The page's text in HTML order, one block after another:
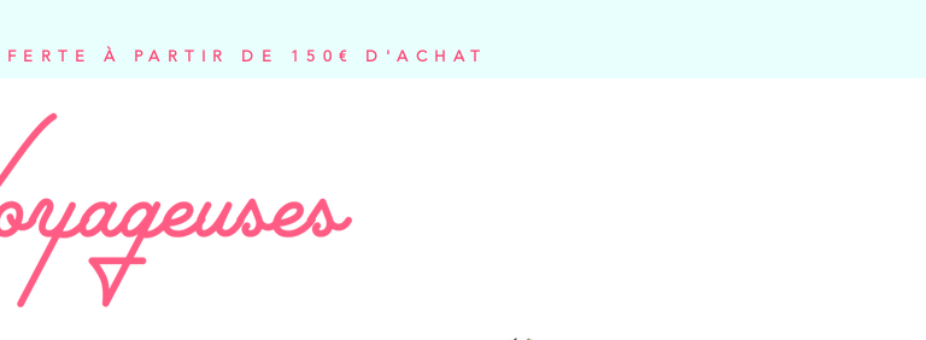
À PARTIR DE 150€ D'ACHAT